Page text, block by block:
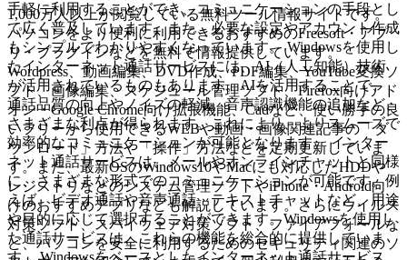
手軽に利用することができ、コミュニケーションの手段とし
て広く普及しています。また、必要な設定やアカウント作成
もシンプルでわかりやすくなっています。 Windowsを使用し
たインターネット通話サービスには、AI（人工知能）技術
が活用されているものもあります。AIを活用することで、
通話品質の向上やノイズの軽減、音声認識機能の追加など、
さまざまな利点が得られます。これにより、よりスムーズで
効率的なコミュニケーションが可能となります。 インター
ネット通話サービスは、メールやオンラインチャットと同様
に、さまざまな形式でのコミュニケーションが可能です。例
えば、ビデオ通話や音声通話、テキストチャットなど、用途
や目的に応じて選択することができます。Windowsを使用し
た通話サービスは、これらの機能を総合的に提供していま
1,000万人以上が閲覧している無料ツール情報サイトです。
パソコンをより便利に利用できるおすすめのFreesoft・アプ
リ・プラグインなどを無料で情報提供しています。
Wordpress、動画編集、DVD作成、PDF編集、YouTube変換ソ
フト、画像編集、スケジュール管理ソフト、Firefox向けアド
オン・Google Chrome向け拡張機能、Cadなど、使い勝手の良
いフリーから使用できるWEBや動画・画像関連記事の「ダ
ウンロード」方法や「操作」方法などを定期更新していま
す。また、最新OSのWindows10やMacにも対応したHDDや
レジストリなどのシステム管理ソフトやiPhone・Android向
けのおすすめアプリなども解説しています。さらにウイルス
対策ソフト、スパイウェア対策ソフト、ファイアフォールな
ど、パソコンを安全に利用するためのセキュリティ関連のソ